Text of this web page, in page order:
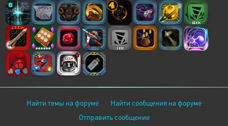
Найти темы на форуме
Найти сообщения на форуме
Отправить сообщение